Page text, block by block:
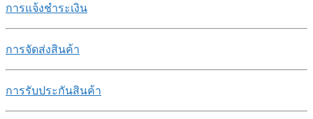
การแจ้งชำระเงิน
การจัดส่งสินค้า
การรับประกันสินค้า